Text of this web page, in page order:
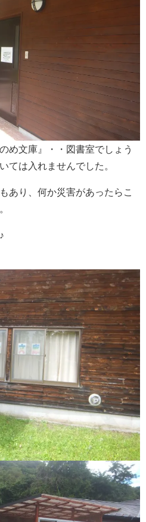
め文庫』・・図書室でしょう
は入れませんでした。
あり、何か災害があったらこ